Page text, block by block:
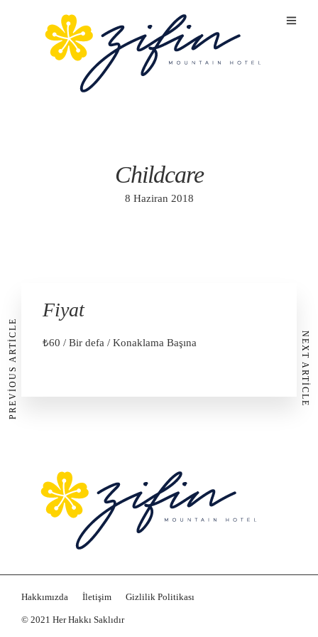
Childcare
8 Haziran 2018
Fiyat
₺60 / Bir defa / Konaklama Başına
PREVIOUS ARTICLE NEXT ARTICLE
Hakkımızda İletişim Gizlilik Politikası
© 2021 Her Hakkı Saklıdır